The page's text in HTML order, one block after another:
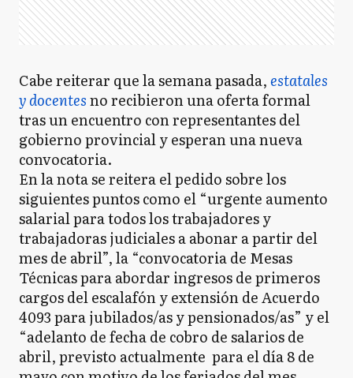
Cabe reiterar que la semana pasada,estatales
y docentesno recibieron una oferta formal
tras un encuentro con representantes del
gobierno provincial y esperan una nueva
convocatoria.
En la nota se reitera el pedido sobre los
siguientes puntos como el “urgente aumento
salarial para todos los trabajadores y
trabajadoras judiciales a abonar a partir del
mes de abril”, la “convocatoria de Mesas
Técnicas para abordar ingresos de primeros
cargos del escalafón y extensión de Acuerdo
4093 para jubilados/as y pensionados/as” y el
“adelanto de fecha de cobro de salarios de
abril, previsto actualmente para el día 8 de